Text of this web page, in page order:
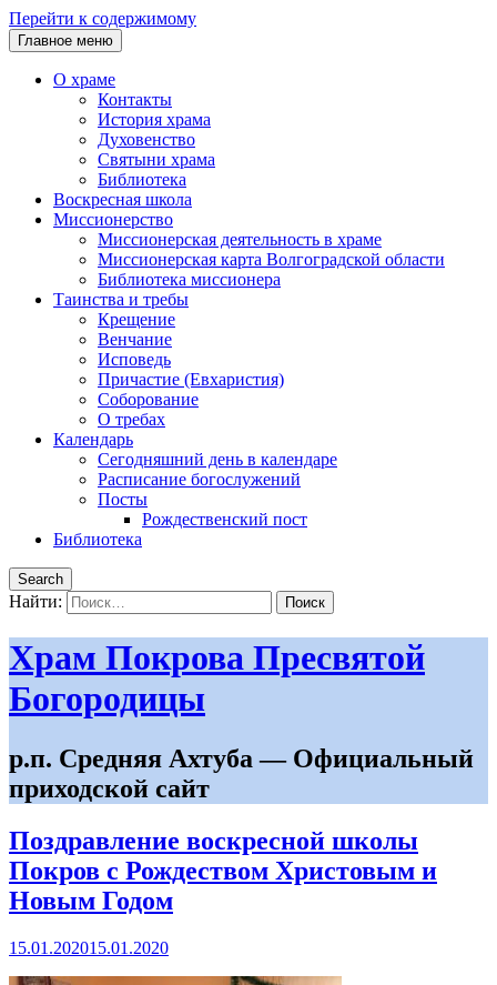
Перейти к содержимому
Главное меню
О храме
Контакты
История храма
Духовенство
Святыни храма
Библиотека
Воскресная школа
Миссионерство
Миссионерская деятельность в храме
Миссионерская карта Волгоградской области
Библиотека миссионера
Таинства и требы
Крещение
Венчание
Исповедь
Причастие (Евхаристия)
Соборование
О требах
Календарь
Сегодняшний день в календаре
Расписание богослужений
Посты
Рождественский пост
Библиотека
Search
Найти:
Храм Покрова Пресвятой
Богородицы
р.п. Средняя Ахтуба — Официальный
приходской сайт
Поздравление воскресной школы
Покров с Рождеством Христовым и
Новым Годом
15.01.202015.01.2020